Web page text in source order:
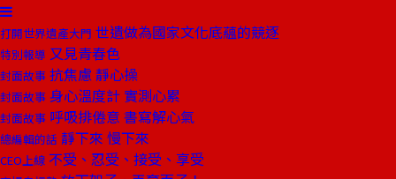
打開世界遺產大門 世遺做為國家文化底蘊的競逐
特別報導 又見青春色
封面故事 抗焦慮 靜心操
封面故事 身心溫度計 實測心累
封面故事 呼吸排倦意 書寫解心氣
總編輯的話 靜下來 慢下來
CEO上線 不受、忍受、接受、享受